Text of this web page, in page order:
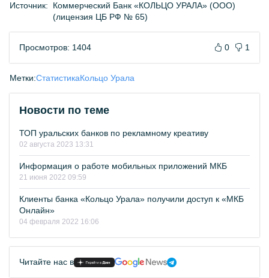
Источник:
Коммерческий Банк «КОЛЬЦО УРАЛА» (ООО)
(лицензия ЦБ РФ № 65)
Просмотров: 1404 0 1
Метки:СтатистикаКольцо Урала
Новости по теме
ТОП уральских банков по рекламному креативу
02 августа 2023 13:31
Информация о работе мобильных приложений МКБ
21 июня 2022 09:59
Клиенты банка «Кольцо Урала» получили доступ к «МКБ
Онлайн»
04 февраля 2022 16:06
Читайте нас в